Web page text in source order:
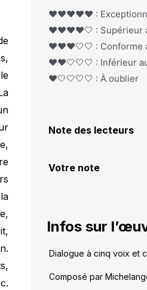
❤️❤️❤️❤️❤️ :
❤️❤️❤️❤️🤍 : Supérieur
❤️❤️❤️🤍🤍 : Conforme
❤️❤️🤍🤍🤍 : Inférieur
❤️🤍🤍🤍🤍 : À oublier
Note des lecteurs
Votre note
Infos sur
Dialogue à cinq voix et
Composé par